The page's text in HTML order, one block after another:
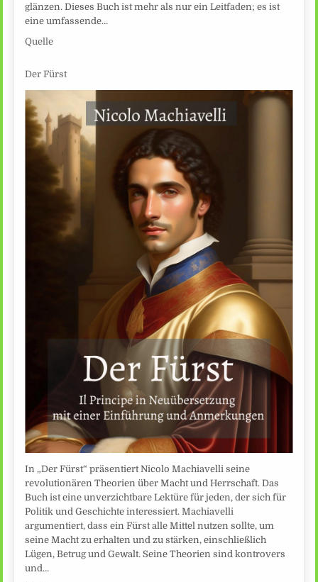
glänzen. Dieses Buch ist mehr als nur ein Leitfaden; es ist
eine umfassende…
Quelle
Der Fürst
In „Der Fürst“ präsentiert Nicolo Machiavelli seine
revolutionären Theorien über Macht und Herrschaft. Das
Buch ist eine unverzichtbare Lektüre für jeden, der sich für
Politik und Geschichte interessiert. Machiavelli
argumentiert, dass ein Fürst alle Mittel nutzen sollte, um
seine Macht zu erhalten und zu stärken, einschließlich
Lügen, Betrug und Gewalt. Seine Theorien sind kontrovers
und…